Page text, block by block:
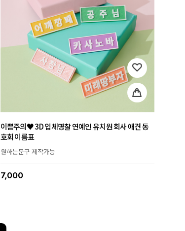
이쁨주의♥ 3D 입체명찰 연예인 유치원 회사 애견 동
호회 이름표
원하는문구 제작가능
7,000